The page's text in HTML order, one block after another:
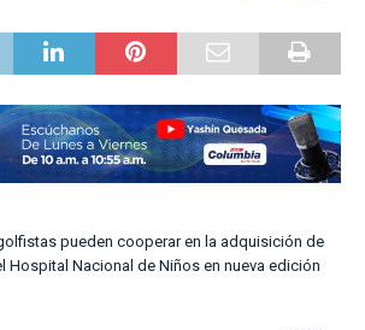
pueden cooperar en la adquisición de
Hospital Nacional de Niños en nueva edición